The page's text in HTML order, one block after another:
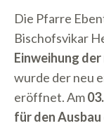
Die Pfarre
Bischofsvikar
Einweihung
wurde der neu
eröffnet. Am
für den